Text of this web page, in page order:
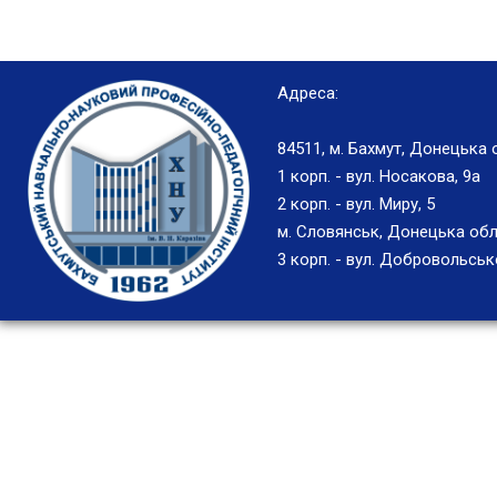
Адреса:
84511, м. Бахмут, Донецька
1 корп. - вул. Носакова, 9а
2 корп. - вул. Миру, 5
м. Словянськ, Донецька
3 корп. - вул.